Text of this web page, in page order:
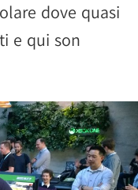
dove quasi
e qui son